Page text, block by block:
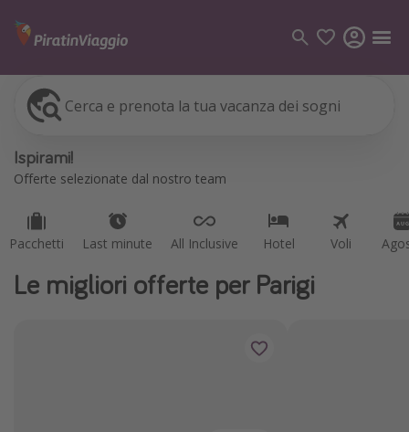
Cerca e prenota la tua vacanza dei sogni
Ispirami!
Offerte selezionate dal nostro team
Pacchetti Last minute All Inclusive Hotel Voli
Pacchetti
Voli
Vacanze
Le migliori offerte per Parigi